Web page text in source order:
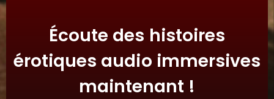
Écoute des histoires
érotiques audio immersives
maintenant !